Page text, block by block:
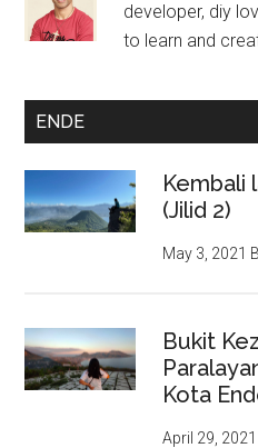
developer, diy
to learn and
ENDE
Kembali
(Jilid 2)
May 3, 2021
Bukit
Kota
April 29, 2021